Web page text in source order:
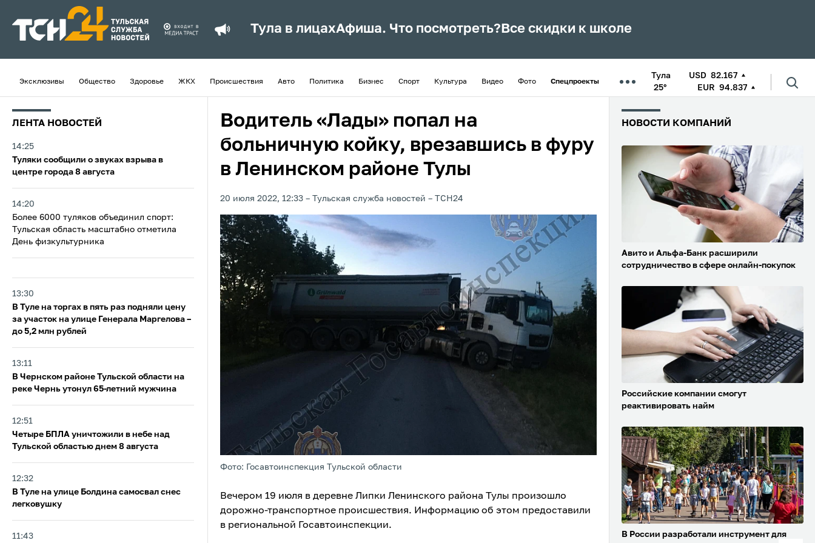
Тула в лицахАфиша. Что посмотреть? Все скидки к школе
Эксклюзивы Общество Здоровье ЖКХ Происшествия Авто Политика Бизнес Спорт Культура Видео Фото Спецпроекты
Тула
25°
USD 82.167
EUR 94.837
ЛЕНТА НОВОСТЕЙ
14:25
Туляки сообщили о звуках взрыва в
центре города 8 августа
14:20
Более 6000 туляков объединил спорт:
Тульская область масштабно отметила
День физкультурника
13:30
В Туле на торгах в пять раз подняли цену
за участок на улице Генерала Маргелова –
до 5,2 млн рублей
13:11
В Чернском районе Тульской области на
реке Чернь утонул 65-летний мужчина
12:51
Четыре БПЛА уничтожили в небе над
Тульской областью днем 8 августа
12:32
В Туле на улице Болдина самосвал снес
легковушку
11:43
Водитель «Лады» попал на
больничную койку, врезавшись в фуру
в Ленинском районе Тулы
20 июля 2022, 12:33 Тульская служба новостей ТСН24
Фото: Госавтоинспекция Тульской области
Вечером 19 июля в деревне Липки Ленинского района Тулы произошло
дорожно-транспортное происшествия. Информацию об этом предоставили
в региональной Госавтоинспекции.
НОВОСТИ КОМПАНИЙ
Авито и Альфа-Банк расширили
сотрудничество в сфере онлайн-покупок
Российские компании смогут
реактивировать найм
В России разработали инструмент для